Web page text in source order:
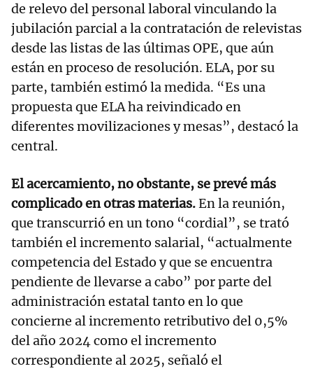
de relevo del personal laboral vinculando la
jubilación parcial a la contratación de relevistas
desde las listas de las últimas OPE, que aún
están en proceso de resolución. ELA, por su
parte, también estimó la medida. “Es una
propuesta que ELA ha reivindicado en
diferentes movilizaciones y mesas”, destacó la
central.
El acercamiento, no obstante, se prevé más
complicado en otras materias.En la reunión,
que transcurrió en un tono “cordial”, se trató
también el incremento salarial, “actualmente
competencia del Estado y que se encuentra
pendiente de llevarse a cabo” por parte del
administración estatal tanto en lo que
concierne al incremento retributivo del 0,5%
del año 2024 como el incremento
correspondiente al 2025, señaló el